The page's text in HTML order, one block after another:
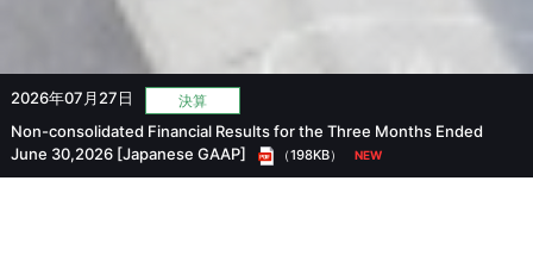
2026年07月27日 決算
Non-consolidated Financial Results for the Three Months Ended
June 30,2026 [Japanese GAAP]
（198KB）